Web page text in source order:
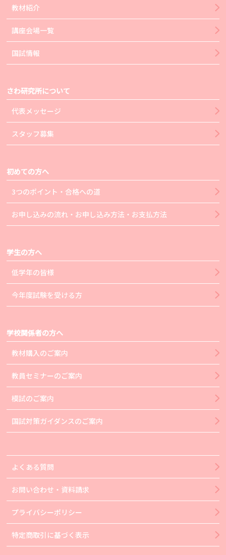
教材紹介
講座会場一覧
国試情報
さわ研究所について
代表メッセージ
スタッフ募集
初めての方へ
3つのポイント・合格への道
お申し込みの流れ・お申し込み方法・お支払方法
学生の方へ
低学年の皆様
今年度試験を受ける方
学校関係者の方へ
教材購入のご案内
教員セミナーのご案内
模試のご案内
国試対策ガイダンスのご案内
よくある質問
お問い合わせ・資料請求
プライバシーポリシー
特定商取引に基づく表示